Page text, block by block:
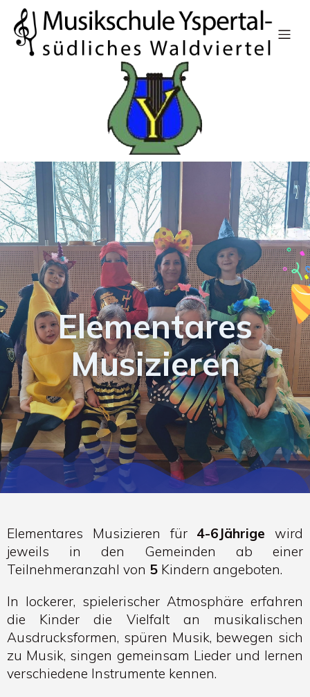
Elementares
Musizieren
Elementares Musizieren für 4-6Jährige wird
jeweils in den Gemeinden ab einer
Teilnehmeranzahl von 5 Kindern angeboten.
In lockerer, spielerischer Atmosphäre erfahren
die Kinder die Vielfalt an musikalischen
Ausdrucksformen, spüren Musik, bewegen sich
zu Musik, singen gemeinsam Lieder und lernen
verschiedene Instrumente kennen.